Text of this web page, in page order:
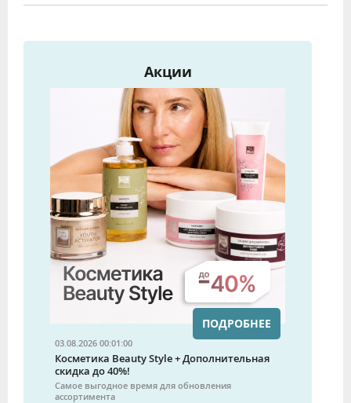
Акции
03.08.2026 00:01:00
Косметика Beauty Style + Дополнительная
скидка до 40%!
Самое выгодное время для обновления
ассортимента
ПОДРОБНЕЕ